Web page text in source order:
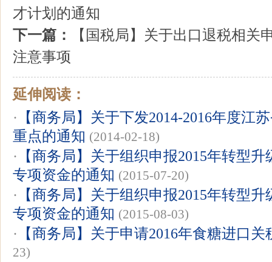
才计划的通知
下一篇：
【国税局】关于出口退税相关
注意事项
延伸阅读：
· 【商务局】关于下发2014-2016年度江
重点的通知 (2014-02-18)
· 【商务局】关于组织申报2015年转型
专项资金的通知 (2015-07-20)
· 【商务局】关于组织申报2015年转型
专项资金的通知 (2015-08-03)
· 【商务局】关于申请2016年食糖进口
23)